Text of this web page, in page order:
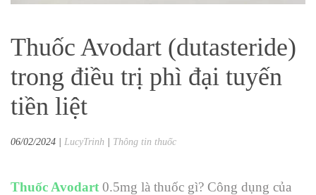
Thuốc Avodart (dutasteride)
trong điều trị phì đại tuyến
tiền liệt
06/02/2024 | LucyTrinh | Thông tin thuốc
Thuốc Avodart 0.5mg là thuốc gì? Công dụng của